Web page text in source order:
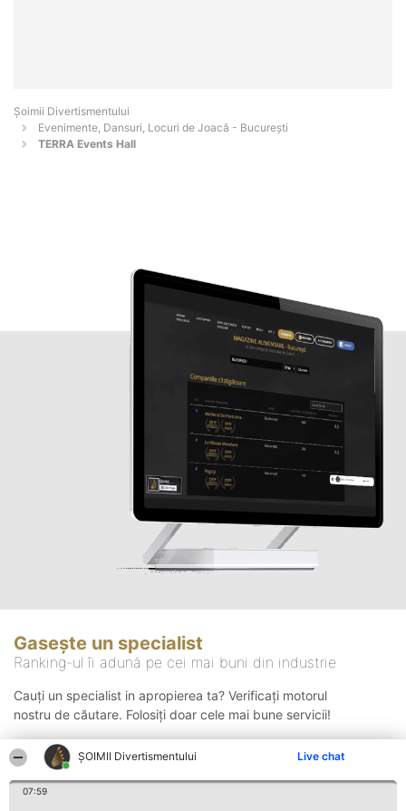
ŞOIMII Divertismentului Live chat
07:59
Şoimii Divertismentului
Evenimente, Dansuri, Locuri de Joacă - Bucureşti
TERRA Events Hall
Gasește un specialist
Ranking-ul îi adună pe cei mai buni din industrie
Cauți un specialist in apropierea ta? Verificați motorul
nostru de căutare. Folosiți doar cele mai bune servicii!